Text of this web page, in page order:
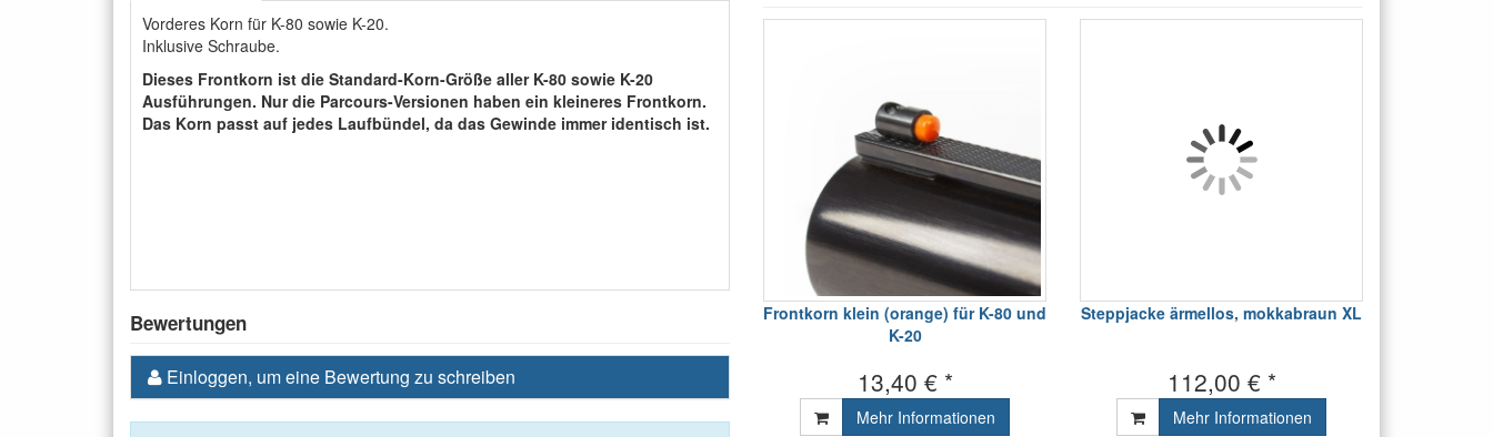
Vorderes Korn für K-80 sowie K-20.
Inklusive Schraube.
Dieses Frontkorn ist die Standard-Korn-Größe aller K-80 sowie K-20
Ausführungen. Nur die Parcours-Versionen haben ein kleineres Frontkorn.
Das Korn passt auf jedes Laufbündel, da das Gewinde immer identisch ist.
Bewertungen
Einloggen, um eine Bewertung zu schreiben
Frontkorn klein (orange) für K-80 und
K-20
13,40 € *
Mehr Informationen
Steppjacke ärmellos, mokkabraun XL
112,00 € *
Mehr Informationen